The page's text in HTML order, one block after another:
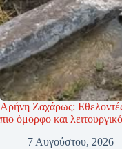
Αρήνη Ζαχάρως:
πιο όμορφο και
7 Αυγούστου, 2026